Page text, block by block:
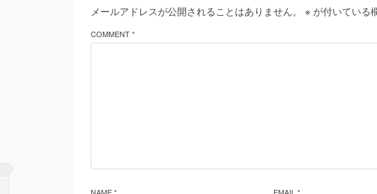
メールアドレスが公開されることはありません。 ※ が付いている
COMMENT *
NAME * EMAIL *